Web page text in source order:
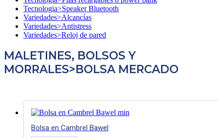
Tecnologia>Speaker Bluetooth
Variedades>Alcancías
Variedades>Antistress
Variedades>Reloj de pared
MALETINES, BOLSOS Y
MORRALES>BOLSA MERCADO
Bolsa en Cambrel Bawel